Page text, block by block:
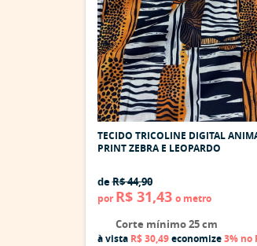
TECIDO TRICOLINE DIGITAL
PRINT ZEBRA E LEOPARDO
deR$ 44,90
por R$ 31,43 o metro
Corte mínimo 25 cm
à vista R$ 30,49economize3% no